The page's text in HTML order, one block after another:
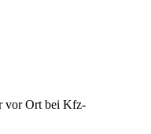
vor Ort bei Kfz-